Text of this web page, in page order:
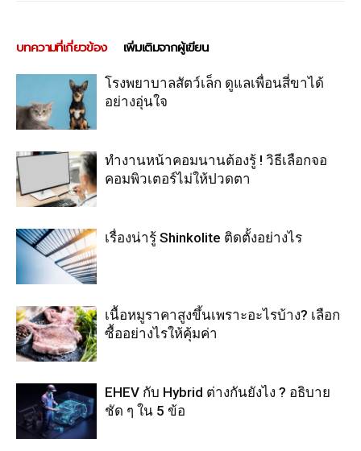
บทความที่เกี่ยวข้อง เพิ่มเติมจากผู้เขียน
โรงพยาบาลสัตว์เล็ก ดูแลเพื่อนสี่ขาได้
อย่างอุ่นใจ
ทำงานหน้าคอมนานต้องรู้ ! วิธีเลือกจอ
คอมพิวเตอร์ไม่ให้ปวดตา
เรื่องน่ารู้ Shinkolite ติดตั้งอย่างไร
เนื้อหมูราคาสูงขึ้นเพราะอะไรบ้าง? เลือก
ซื้ออย่างไรให้คุ้มค่า
EHEV กับ Hybrid ต่างกันยังไง ? อธิบาย
ชัด ๆ ใน 5 ข้อ